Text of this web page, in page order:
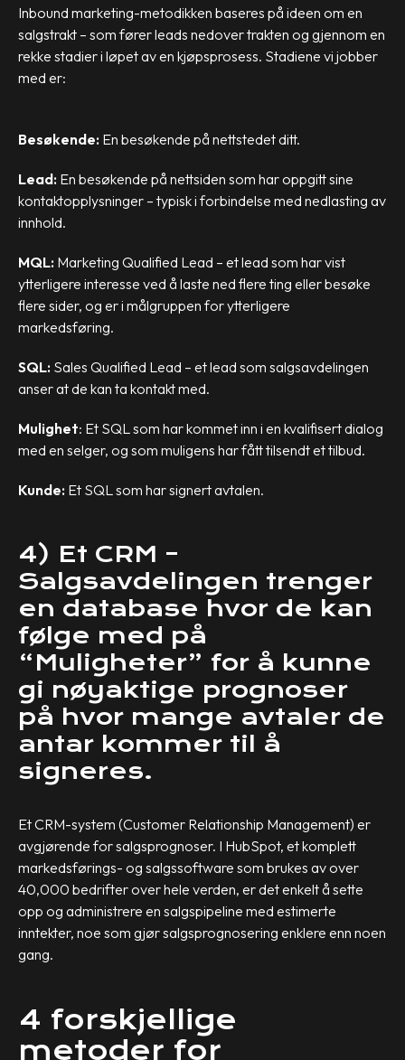
Inbound marketing-metodikken baseres på ideen om en
salgstrakt – som fører leads nedover trakten og gjennom en
rekke stadier i løpet av en kjøpsprosess. Stadiene vi jobber
med er:
Besøkende: En besøkende på nettstedet ditt.
Lead: En besøkende på nettsiden som har oppgitt sine
kontaktopplysninger – typisk i forbindelse med nedlasting av
innhold.
MQL: Marketing Qualified Lead – et lead som har vist
ytterligere interesse ved å laste ned flere ting eller besøke
flere sider, og er i målgruppen for ytterligere
markedsføring.
SQL: Sales Qualified Lead – et lead som salgsavdelingen
anser at de kan ta kontakt med.
Mulighet: Et SQL som har kommet inn i en kvalifisert dialog
med en selger, og som muligens har fått tilsendt et tilbud.
Kunde: Et SQL som har signert avtalen.
4) Et CRM –
Salgsavdelingen trenger
en database hvor de kan
følge med på
“Muligheter” for å kunne
gi nøyaktige prognoser
på hvor mange avtaler de
antar kommer til å
signeres.
Et CRM-system (Customer Relationship Management) er
avgjørende for salgsprognoser. I HubSpot, et komplett
markedsførings- og salgssoftware som brukes av over
40,000 bedrifter over hele verden, er det enkelt å sette
opp og administrere en salgspipeline med estimerte
inntekter, noe som gjør salgsprognosering enklere enn noen
gang.
4 forskjellige
metoder for